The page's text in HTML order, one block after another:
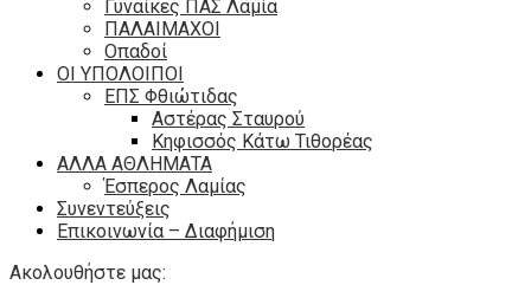
Γυναίκες ΠΑΣ Λαμία
ΠΑΛΑΙΜΑΧΟΙ
Οπαδοί
ΟΙ ΥΠΟΛΟΙΠΟΙ
ΕΠΣ Φθιώτιδας
Αστέρας Σταυρού
Κηφισσός Κάτω Τιθορέας
ΑΛΛΑ ΑΘΛΗΜΑΤΑ
Έσπερος Λαμίας
Συνεντεύξεις
Επικοινωνία – Διαφήμιση
Ακολουθήστε μας: